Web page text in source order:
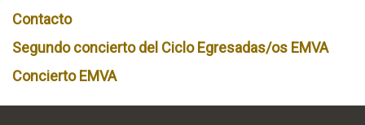
Contacto
Segundo concierto del Ciclo Egresadas/os EMVA
Concierto EMVA